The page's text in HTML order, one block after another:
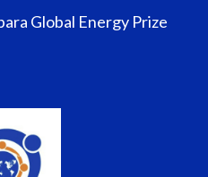
Global Energy Prize